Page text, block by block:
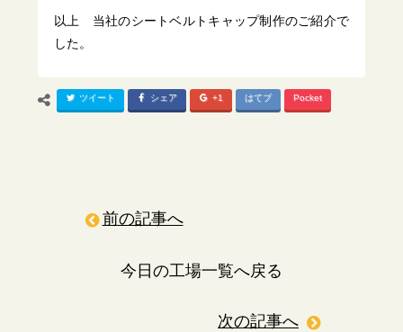
以上 当社のシートベルトキャップ制作のご紹介で
した。
ツイート シェア +1 はてブ Pocket
前の記事へ
今日の工場一覧へ戻る
次の記事へ